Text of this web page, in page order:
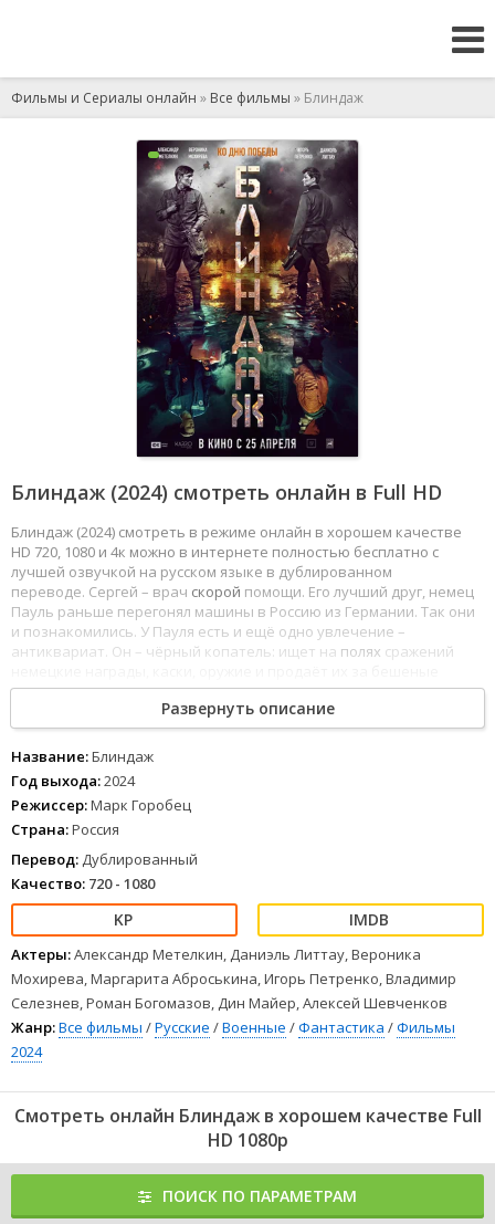
Фильмы и Сериалы онлайн » Все фильмы » Блиндаж
Блиндаж (2024) смотреть онлайн в Full HD
Блиндаж (2024) смотреть в режиме онлайн в хорошем качестве
HD 720, 1080 и 4к можно в интернете полностью бесплатно с
лучшей озвучкой на русском языке в дублированном
переводе. Сергей – врач скорой помощи. Его лучший друг, немец
Пауль раньше перегонял машины в Россию из Германии. Так они
и познакомились. У Пауля есть и ещё одно увлечение –
антиквариат. Он – чёрный копатель: ищет на полях сражений
деньги.
Развернуть описание
Название:Блиндаж
Год выхода:2024
Режиссер:Марк Горобец
Страна:Россия
Перевод: Дублированный
Качество: 720 - 1080
Актеры:Александр Метелкин, Даниэль Литтау, Вероника
Мохирева, Маргарита Аброськина, Игорь Петренко, Владимир
Селезнев, Роман Богомазов, Дин Майер, Алексей Шевченков
Жанр:Все фильмы /Русские /Военные /Фантастика /Фильмы
2024
Смотреть онлайн Блиндаж в хорошем качестве Full
HD 1080p
ПОИСК ПО ПАРАМЕТРАМ